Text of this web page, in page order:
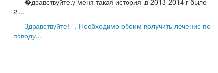
2 ...
Здравствуйте! 1. Необходимо обоим получить лечение по
поводу...